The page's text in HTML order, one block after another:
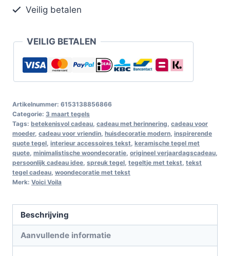
Veilig betalen
VEILIG BETALEN
Artikelnummer: 6153138856866
Categorie: 3 maart tegels
Tags: betekenisvol cadeau cadeau met herinnering cadeau voor
moeder, cadeau voor vriendin huisdecoratie modern inspirerende
quote tegel interieur accessoires tekst keramische tegel met
quote minimalistische woondecoratie origineel verjaardagscadeau
persoonlijk cadeau idee spreuk tegel tegeltje met tekst tekst
tegel cadeau woondecoratie met tekst
Merk: Voici Voila
Beschrijving
Aanvullende informatie